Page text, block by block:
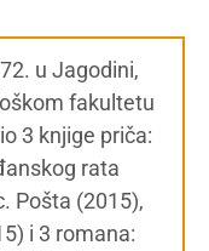
u Jagodini,
fakultetu
3 knjige priča:
rata
Pošta (2015),
i 3 romana: